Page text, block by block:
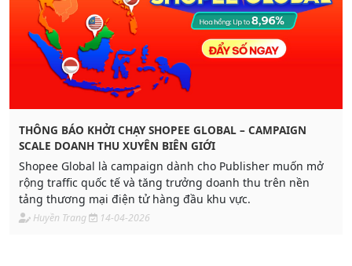
THÔNG BÁO KHỞI CHẠY SHOPEE GLOBAL – CAMPAIGN
SCALE DOANH THU XUYÊN BIÊN GIỚI
Shopee Global là campaign dành cho Publisher muốn mở
rộng traffic quốc tế và tăng trưởng doanh thu trên nền
tảng thương mại điện tử hàng đầu khu vực.
Huyền Trang 14-04-2026